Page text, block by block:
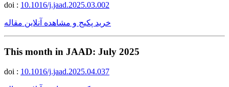
doi : 10.1016/j.jaad.2025.03.002
خرید پکیج و مشاهده آنلاین مقاله
This month in JAAD: July 2025
doi : 10.1016/j.jaad.2025.04.037